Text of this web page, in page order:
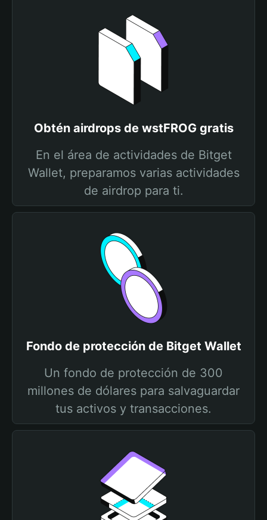
Obtén airdrops de wstFROG gratis
En el área de actividades de Bitget
Wallet, preparamos varias actividades
de airdrop para ti.
Fondo de protección de Bitget Wallet
Un fondo de protección de 300
millones de dólares para salvaguardar
tus activos y transacciones.